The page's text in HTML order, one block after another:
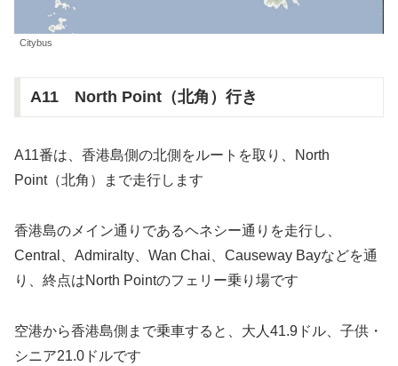
Citybus
A11 North Point（北角）行き
A11番は、香港島側の北側をルートを取り、North
Point（北角）まで走行します
香港島のメイン通りであるヘネシー通りを走行し、
Central、Admiralty、Wan Chai、Causeway Bayなどを通
り、終点はNorth Pointのフェリー乗り場です
空港から香港島側まで乗車すると、大人41.9ドル、子供・
シニア21.0ドルです